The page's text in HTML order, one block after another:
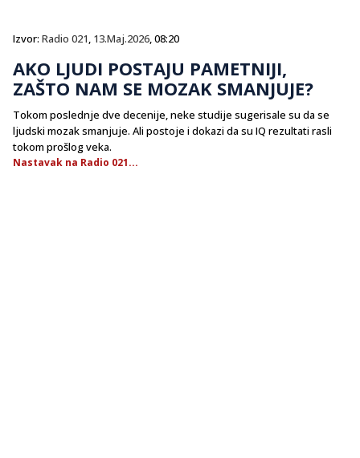
Izvor: Radio 021, 13.Maj.2026, 08:20
AKO LJUDI POSTAJU PAMETNIJI,
ZAŠTO NAM SE MOZAK SMANJUJE?
Tokom poslednje dve decenije, neke studije sugerisale su da se
ljudski mozak smanjuje. Ali postoje i dokazi da su IQ rezultati rasli
tokom prošlog veka.
Nastavak na Radio 021...